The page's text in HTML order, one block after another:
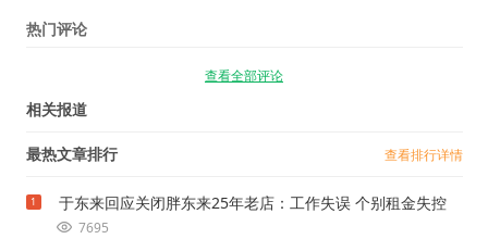
热门评论
查看全部评论
相关报道
最热文章排行 查看排行详情
1 于东来回应关闭胖东来25年老店：工作失误 个别租金失控
7695